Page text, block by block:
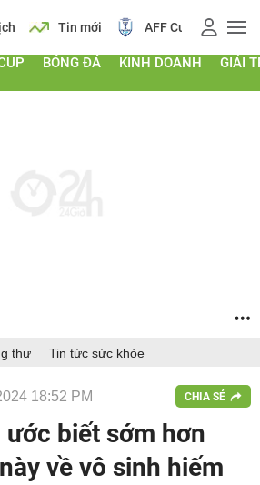
mới AFF Cup Giá vàng
BÓNG ĐÁ KINH DOANH GIẢI
thư Tin tức sức khỏe
18:52 PM CHIA SẺ
biết sớm hơn
về vô sinh hiếm